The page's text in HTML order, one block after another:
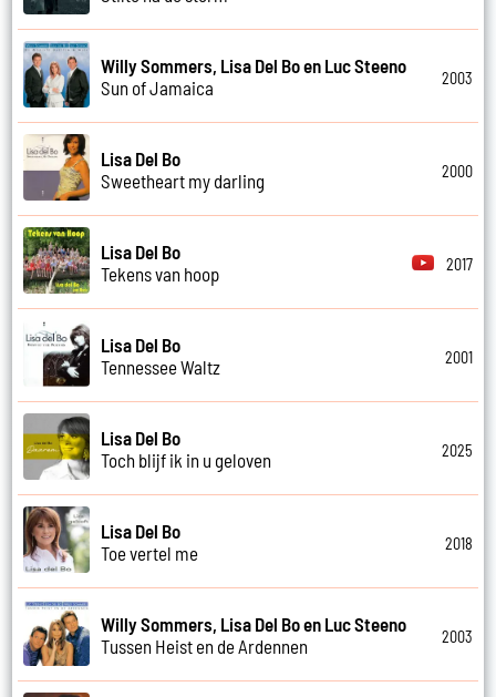
Willy Sommers, Lisa Del Bo en Luc Steeno
Sun of Jamaica
2003
Lisa Del Bo
Sweetheart my darling
2000
Lisa Del Bo
Tekens van hoop
2017
Lisa Del Bo
Tennessee Waltz
2001
Lisa Del Bo
Toch blijf ik in u geloven
2025
Lisa Del Bo
Toe vertel me
2018
Willy Sommers, Lisa Del Bo en Luc Steeno
Tussen Heist en de Ardennen
2003